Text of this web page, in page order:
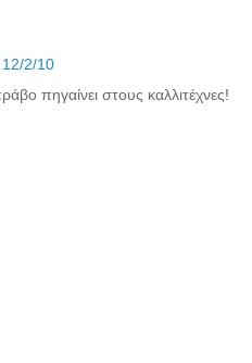
12/2/10
πηγαίνει στους καλλιτέχνες!